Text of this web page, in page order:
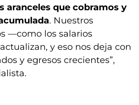
aranceles que cobramos y
. Nuestros
—como los salarios
y eso nos deja con
y egresos crecientes”,